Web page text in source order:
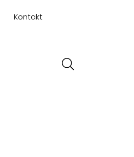
Kontakt